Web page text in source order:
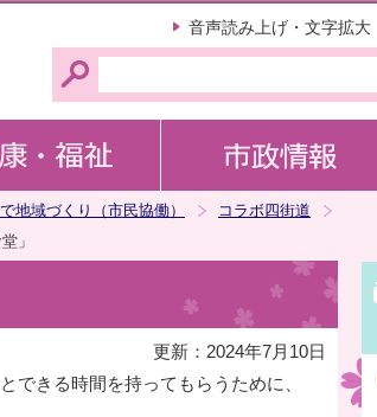
音声読み上げ・文字拡大
地域づくり（市民協働）
コラボ四街道
」
更新：2024年7月10日
できる時間を持ってもらうために、